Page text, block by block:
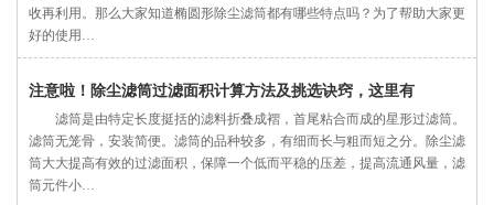
收再利用。那么大家知道椭圆形除尘滤筒都有哪些特点吗？为了帮助大家更
好的使用…
注意啦！除尘滤筒过滤面积计算方法及挑选诀窍，这里有
滤筒是由特定长度挺括的滤料折叠成褶，首尾粘合而成的星形过滤筒。
滤筒无笼骨，安装简便。滤筒的品种较多，有细而长与粗而短之分。除尘滤
筒大大提高有效的过滤面积，保障一个低而平稳的压差，提高流通风量，滤
筒元件小…